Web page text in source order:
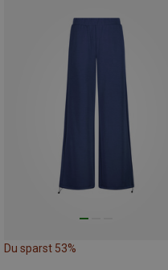
Du sparst 53%